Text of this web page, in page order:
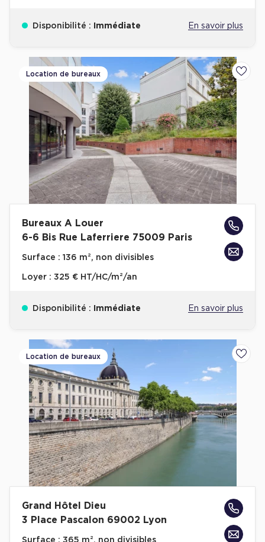
Disponibilité : Immédiate En savoir plus
Location de bureaux
Bureaux A Louer
6-6 Bis Rue Laferriere 75009 Paris
Surface : 136 m², non divisibles
Loyer : 325 € HT/HC/m²/an
Disponibilité : Immédiate En savoir plus
Location de bureaux
Grand Hôtel Dieu
3 Place Pascalon 69002 Lyon
Surface : 365 m², non divisibles